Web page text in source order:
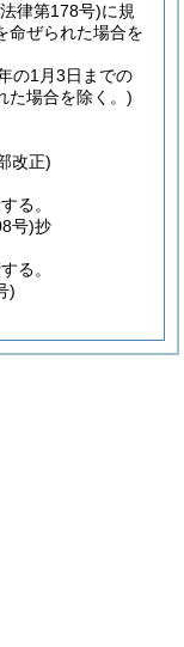
律第178号)に規
命ぜられた場合を
の1月3日までの
た場合を除く。)
改正)
る。
号)抄
る。
)